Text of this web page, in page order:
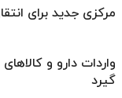
مرکزی جدید برای
واردات دارو و
گیرد